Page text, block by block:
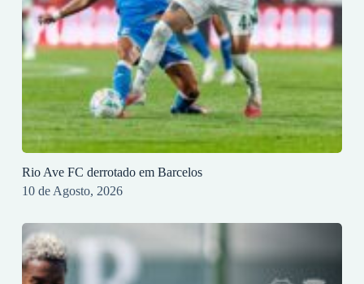
Rio Ave FC derrotado em Barcelos
10 de Agosto, 2026